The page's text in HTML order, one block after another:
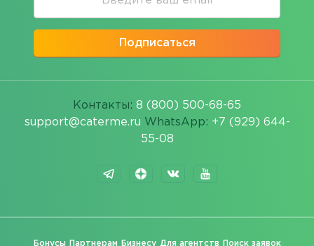
Подписаться
Контакты: 8 (800) 500-68-65
support@caterme.ru WhatsApp: +7 (929) 644-
55-08
Бонусы Партнерам Бизнесу Для агентств Поиск заявок